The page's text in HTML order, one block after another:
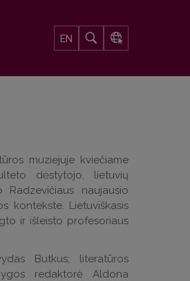
EN
muziejuje kviečiame
dėstytojo, lietuvių
naujausio
kontekste. Lietuviškasis
ir išleisto profesoriaus
Butkus; literatūros
redaktorė Aldona